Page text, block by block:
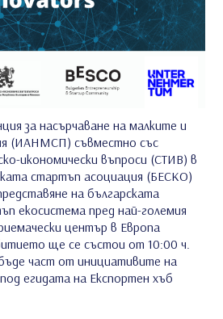
за насърчаване на малките и
(ИАНМСП) съвместно със
икономически въпроси (СТИВ) в
стартъп асоциация (БЕСКО)
на българската
екосистема пред най-големия
център в Европа
ще се състои от 10:00 ч.
част от инициативите на
егидата на Експортен хъб